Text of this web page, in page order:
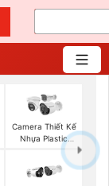
Camera Thiết Kế
Nhựa Plastic